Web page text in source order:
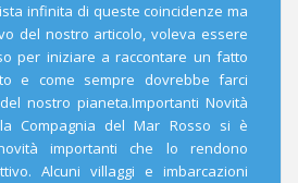
infinita di queste coincidenze ma
del nostro articolo, voleva essere
per iniziare a raccontare un fatto
e come sempre dovrebbe farci
nostro pianeta.Importanti Novità
Compagnia del Mar Rosso si è
importanti che lo rendono
Alcuni villaggi e imbarcazioni